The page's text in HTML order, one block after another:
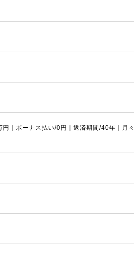
｜ボーナス払い/0円｜返済期間/40年｜月々